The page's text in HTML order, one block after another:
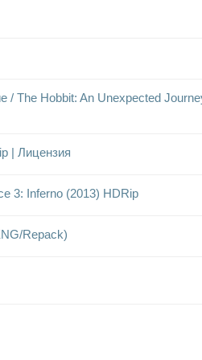
/ The Hobbit: An Unexpected
| Лицензия
3: Inferno (2013) HDRip
Repack)